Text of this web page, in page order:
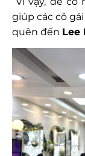
giúp các cô
quên đến Lee